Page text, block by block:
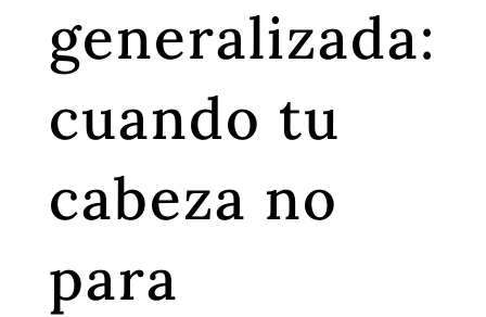
generalizada:
cuando tu
cabeza no
para